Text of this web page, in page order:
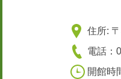
住所:
電話：
開館時